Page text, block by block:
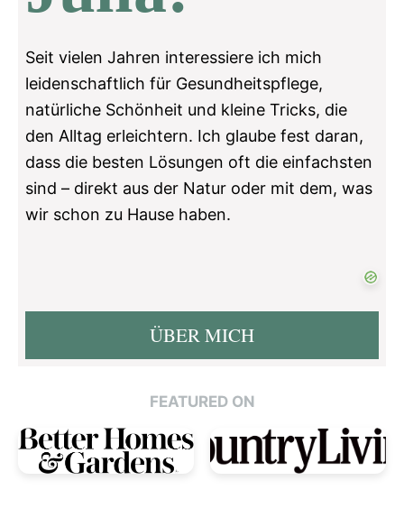
Seit vielen Jahren interessiere ich mich
leidenschaftlich für Gesundheitspflege,
natürliche Schönheit und kleine Tricks, die
den Alltag erleichtern. Ich glaube fest daran,
dass die besten Lösungen oft die einfachsten
sind – direkt aus der Natur oder mit dem, was
wir schon zu Hause haben.
ÜBER MICH
FEATURED ON